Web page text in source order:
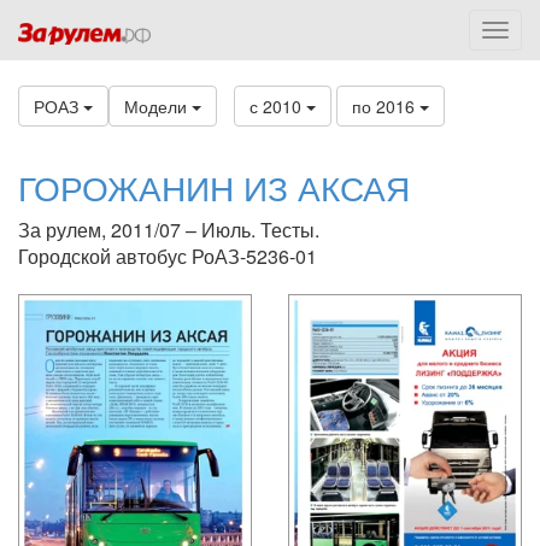
РОАЗ Модели с 2010 по 2016
ГОРОЖАНИН ИЗ АКСАЯ
За рулем, 2011/07 – Июль. Тесты.
Городской автобус РоАЗ-5236-01